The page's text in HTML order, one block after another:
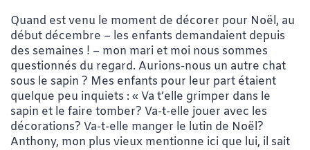
Quand est venu le moment de décorer pour Noël, au
début décembre – les enfants demandaient depuis
des semaines ! – mon mari et moi nous sommes
questionnés du regard. Aurions-nous un autre chat
sous le sapin ? Mes enfants pour leur part étaient
quelque peu inquiets : « Va t’elle grimper dans le
sapin et le faire tomber? Va-t-elle jouer avec les
décorations? Va-t-elle manger le lutin de Noël?
Anthony, mon plus vieux mentionne ici que lui, il sait